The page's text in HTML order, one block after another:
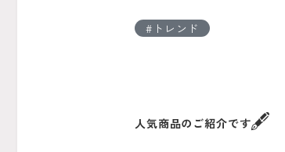
トレンド
人気商品のご紹介です🖋